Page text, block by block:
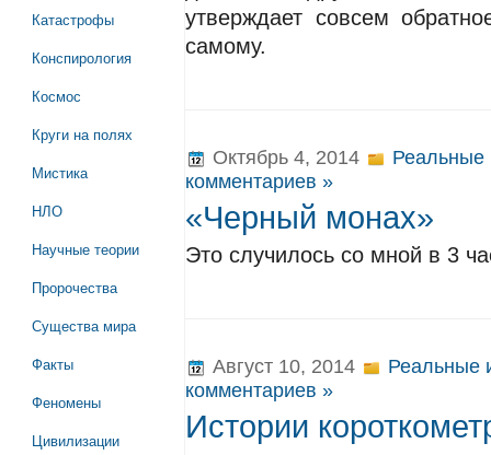
Катастрофы
Конспирология
Космос
Круги на полях
Мистика
НЛО
Научные теории
Пророчества
Существа мира
Факты
Феномены
Цивилизации
утверждает совсем
самому.
Октябрь 4, 2014
Реальные
комментариев »
«Черный монах»
Это случилось со мной в 3
Август 10, 2014
Реальные
комментариев »
Истории